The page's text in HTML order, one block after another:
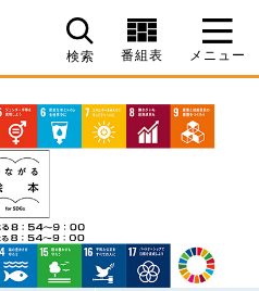
検索 番組表 メニュー